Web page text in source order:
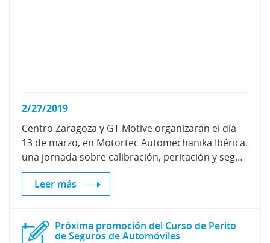
2/27/2019
Centro Zaragoza y GT Motive organizarán el día
13 de marzo, en Motortec Automechanika Ibérica,
una jornada sobre calibración, peritación y seguridad en vehículos eléctricos.
Leer más
Próxima promoción del Curso de Perito
de Seguros de Automóviles